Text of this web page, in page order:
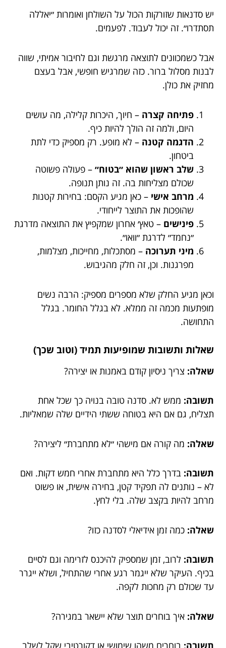
יש סדנאות שזורקות הכול על השולחן ואומרות ״יאללה
תסתדרו״. זה יכול לעבוד. לפעמים.
אבל כשמכוונים לתוצאה מרגשת וגם לחיבור אמיתי, שווה
לבנות מסלול ברור. כזה שמרגיש חופשי, אבל בעצם
מחזיק את כולן.
פתיחה קצרה – חיוך, היכרות קלילה, מה עושים
היום, ולמה זה הולך להיות כיף.
הדגמה קטנה – לא מופע. רק מספיק כדי לתת
ביטחון.
שלב ראשון שהוא ״בטוח״ – פעולה פשוטה
שכולם מצליחות בה. זה נותן תנופה.
מרחב אישי – כאן מגיע הקסם: בחירות קטנות
שהופכות את התוצר לייחודי.
פינישים – טאץ׳ אחרון שמקפיץ את התוצאה מדרגת
״נחמד״ לדרגת ״וואו״.
מיני תערוכה – מסתכלות, מחייכות, מצלמות,
מפרגנות. וכן, זה חלק מהגיבוש.
וכאן מגיע החלק שלא מספרים מספיק: הרבה נשים
מופתעות מכמה זה ממלא. לא בגלל החומר. בגלל
התחושה.
שאלות ותשובות שמופיעות תמיד (וטוב שכך)
שאלה: צריך ניסיון קודם באמנות או יצירה?
תשובה: ממש לא. סדנה טובה בנויה כך שכל אחת
תצליח, גם אם היא בטוחה ששתי הידיים שלה שמאליות.
שאלה: מה קורה אם מישהי ״לא מתחברת״ ליצירה?
תשובה: בדרך כלל היא מתחברת אחרי חמש דקות. ואם
לא – נותנים לה תפקיד קטן, בחירה אישית, או פשוט
מרחב להיות בקצב שלה. בלי לחץ.
שאלה: כמה זמן אידיאלי לסדנה כזו?
תשובה: לרוב, זמן שמספיק להיכנס לזרימה וגם לסיים
בכיף. העיקר שלא ייגמר רגע אחרי שהתחיל, ושלא ייגרר
עד שכולם רק מחכות לקפה.
שאלה: איך בוחרים תוצר שלא יישאר במגירה?